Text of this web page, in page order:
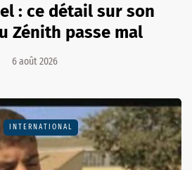
: ce détail sur son
Zénith passe mal
6 août 2026
INTERNATIONAL